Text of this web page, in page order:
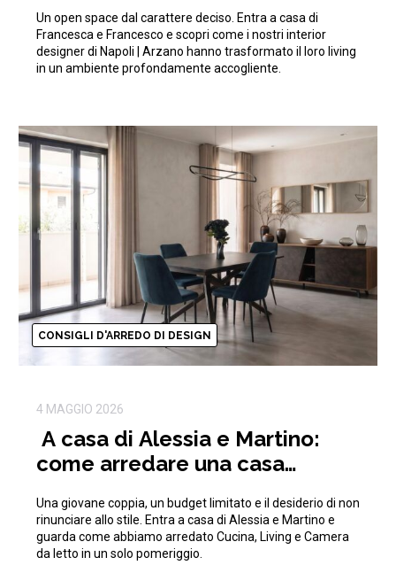
tendenza
Un open space dal carattere deciso. Entra a casa di
Francesca e Francesco e scopri come i nostri interior
designer di Napoli | Arzano hanno trasformato il loro living
in un ambiente profondamente accogliente.
CONSIGLI D'ARREDO DI DESIGN
4 MAGGIO 2026
A casa di Alessia e Martino:
come arredare una casa
Una giovane coppia, un budget limitato e il desiderio di non
rinunciare allo stile. Entra a casa di Alessia e Martino e
guarda come abbiamo arredato Cucina, Living e Camera
da letto in un solo pomeriggio.